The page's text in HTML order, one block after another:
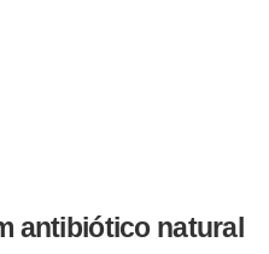
antibiótico natural